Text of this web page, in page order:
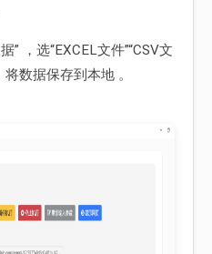
” ，选“EXCEL文件”“CSV文
将数据保存到本地 。